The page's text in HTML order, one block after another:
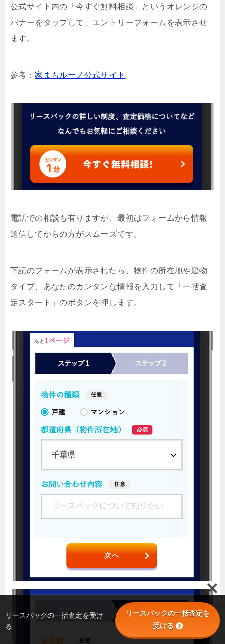
公式サイト内の「今すぐ無料相談」というオレンジの
バナーをタップして、エントリーフォームを表示させ
ます。
参考：家まもルーノ公式サイト
電話での相談も有りますが、最初はフォームから情報
送信してからの方がスムーズです。
下記のフォームが表示されたら、物件の所在地や建物
タイプ、あなたのカンタンな情報を入力して「一括査
定スタート」のボタンを押します。
リースバックの一括査定を受け
る
リースバックの一括査定を
受ける